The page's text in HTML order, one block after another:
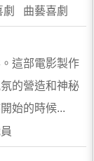
曲藝喜劇
這部電影製作
的營造和神秘
始的時候...